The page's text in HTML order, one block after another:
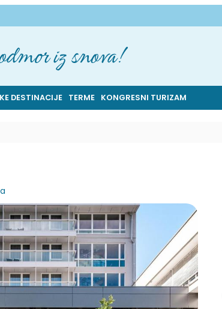
iz snova!
DESTINACIJE TERME KONGRESNI TURIZAM